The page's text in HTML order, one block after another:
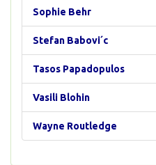
Sophie Behr
Stefan Babovi´c
Tasos Papadopulos
Vasili Blohin
Wayne Routledge